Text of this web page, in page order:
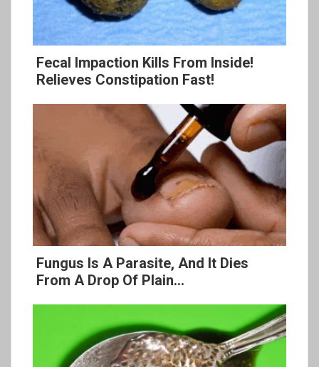
Fecal Impaction Kills From Inside!
Relieves Constipation Fast!
Fungus Is A Parasite, And It Dies
From A Drop Of Plain...